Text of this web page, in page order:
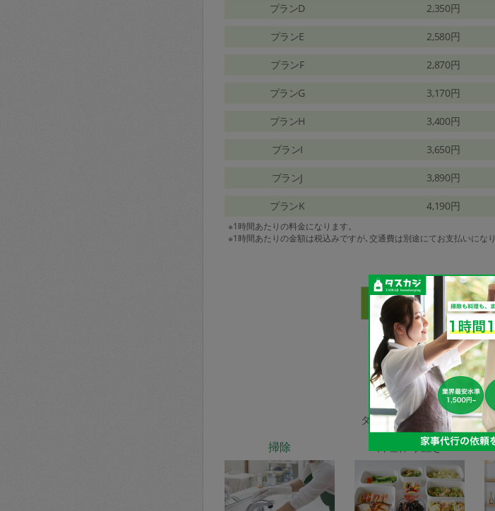
プランD 2,350円
プランE 2,580円
プランF 2,870円
プランG 3,170円
プランH 3,400円
プランI 3,650円
プランJ 3,890円
プランK 4,190円
※1時間あたりの料金になります。
※1時間あたりの金額は税込みですが､交通費は別途にてお支払いにな
家事代行サー
タスカジで依頼できるサービ
掃除 料理作り置き